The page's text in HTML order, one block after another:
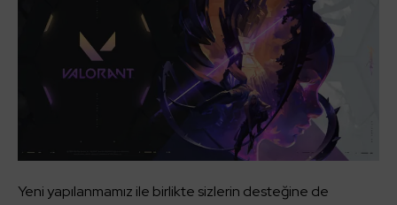
Yeni yapılanmamız ile birlikte sizlerin desteğine de